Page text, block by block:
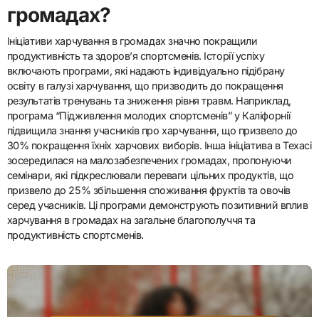
громадах?
Ініціативи харчування в громадах значно покращили
продуктивність та здоров’я спортсменів. Історії успіху
включають програми, які надають індивідуально підібрану
освіту в галузі харчування, що призводить до покращення
результатів тренувань та зниження рівня травм. Наприклад,
програма “Підживлення молодих спортсменів” у Каліфорнії
підвищила знання учасників про харчування, що призвело до
30% покращення їхніх харчових виборів. Інша ініціатива в Техасі
зосередилася на малозабезпечених громадах, пропонуючи
семінари, які підкреслювали переваги цільних продуктів, що
призвело до 25% збільшення споживання фруктів та овочів
серед учасників. Ці програми демонструють позитивний вплив
харчування в громадах на загальне благополуччя та
продуктивність спортсменів.